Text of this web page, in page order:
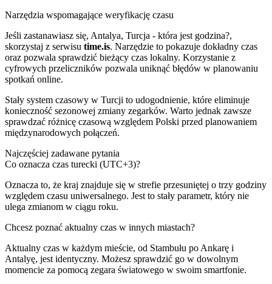
Narzędzia wspomagające weryfikację czasu
Jeśli zastanawiasz się, Antalya, Turcja - która jest godzina?,
skorzystaj z serwisu time.is. Narzędzie to pokazuje dokładny czas
oraz pozwala sprawdzić bieżący czas lokalny. Korzystanie z
cyfrowych przeliczników pozwala uniknąć błędów w planowaniu
spotkań online.
Stały system czasowy w Turcji to udogodnienie, które eliminuje
konieczność sezonowej zmiany zegarków. Warto jednak zawsze
sprawdzać różnicę czasową względem Polski przed planowaniem
międzynarodowych połączeń.
Najczęściej zadawane pytania
Co oznacza czas turecki (UTC+3)?
Oznacza to, że kraj znajduje się w strefie przesuniętej o trzy godziny
względem czasu uniwersalnego. Jest to stały parametr, który nie
ulega zmianom w ciągu roku.
Chcesz poznać aktualny czas w innych miastach?
Aktualny czas w każdym mieście, od Stambułu po Ankarę i
Antalyę, jest identyczny. Możesz sprawdzić go w dowolnym
momencie za pomocą zegara światowego w swoim smartfonie.